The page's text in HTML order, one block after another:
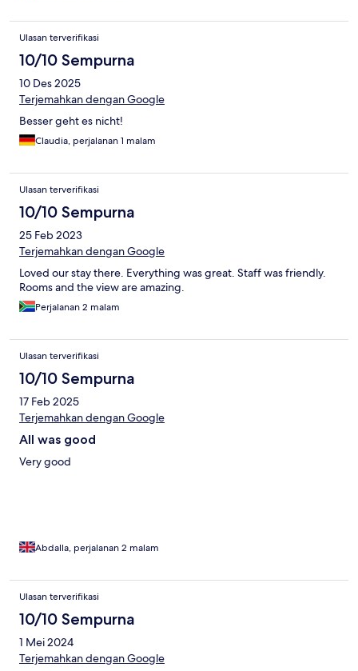
Ulasan terverifikasi
10/10 Sempurna
10 Des 2025
Terjemahkan dengan Google
Besser geht es nicht!
Claudia, perjalanan 1 malam
Ulasan terverifikasi
10/10 Sempurna
25 Feb 2023
Terjemahkan dengan Google
Loved our stay there. Everything was great. Staff was friendly.
Rooms and the view are amazing.
Perjalanan 2 malam
Ulasan terverifikasi
10/10 Sempurna
17 Feb 2025
Terjemahkan dengan Google
All was good
Very good
Abdalla, perjalanan 2 malam
Ulasan terverifikasi
10/10 Sempurna
1 Mei 2024
Terjemahkan dengan Google